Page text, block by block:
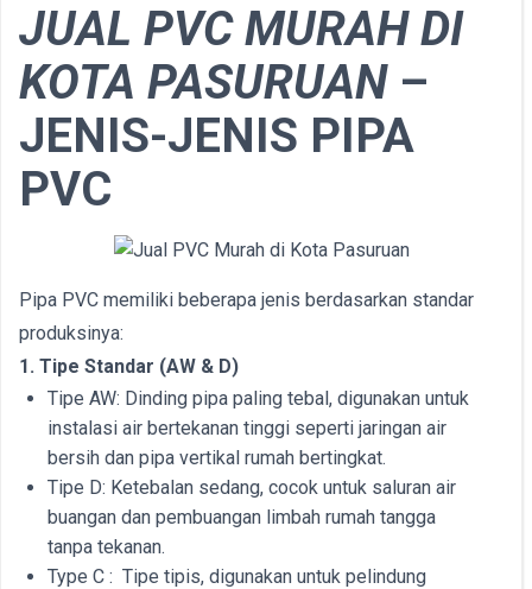
JUAL PVC MURAH DI
KOTA PASURUAN–
JENIS-JENIS PIPA
PVC
Pipa PVC memiliki beberapa jenis berdasarkan standar
produksinya:
1. Tipe Standar (AW & D)
Tipe AW: Dinding pipa paling tebal, digunakan untuk
instalasi air bertekanan tinggi seperti jaringan air
bersih dan pipa vertikal rumah bertingkat.
Tipe D: Ketebalan sedang, cocok untuk saluran air
buangan dan pembuangan limbah rumah tangga
tanpa tekanan.
Type C : Tipe tipis, digunakan untuk pelindung